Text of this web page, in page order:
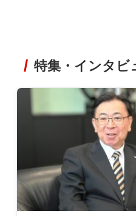
特集・インタビ